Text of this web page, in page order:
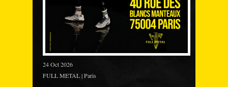
24 Oct 2026
FULL METAL | Paris